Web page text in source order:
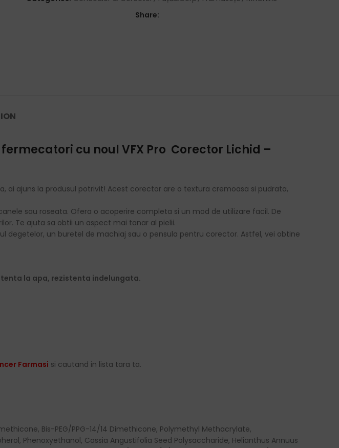
Share:
cu noul VFX Pro Corector Lichid –
ajuns la produsul potrivit! Acest corector are o textura cremoasa si pudrata,
sau roseata. Ofera o acoperire completa si un mod de utilizare facil. De
Te ajuta sa obtii un aspect mai tanar al pielii.
un buretel de machiaj sau o pensula pentru corector. Astfel, vei obtine
la apa, rezistenta indelungata.
Farmasi si cautand in lista tara ta.
Bis-PEG/PPG-14/14 Dimethicone, Polymethyl Methacrylate,
Phenoxyethanol, Cassia Angustifolia Seed Polysaccharide, Helianthus Annuus